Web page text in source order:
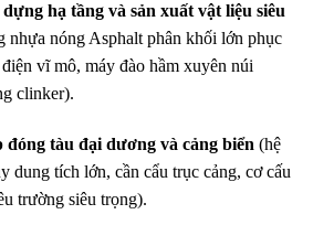
hạ tầng và sản xuất vật liệu siêu
nhựa nóng Asphalt phân khối lớn phục
vĩ mô, máy đào hầm xuyên núi
clinker).
đóng tàu đại dương và cảng biển (hệ
dung tích lớn, cần cẩu trục cảng, cơ cấu
trường siêu trọng).